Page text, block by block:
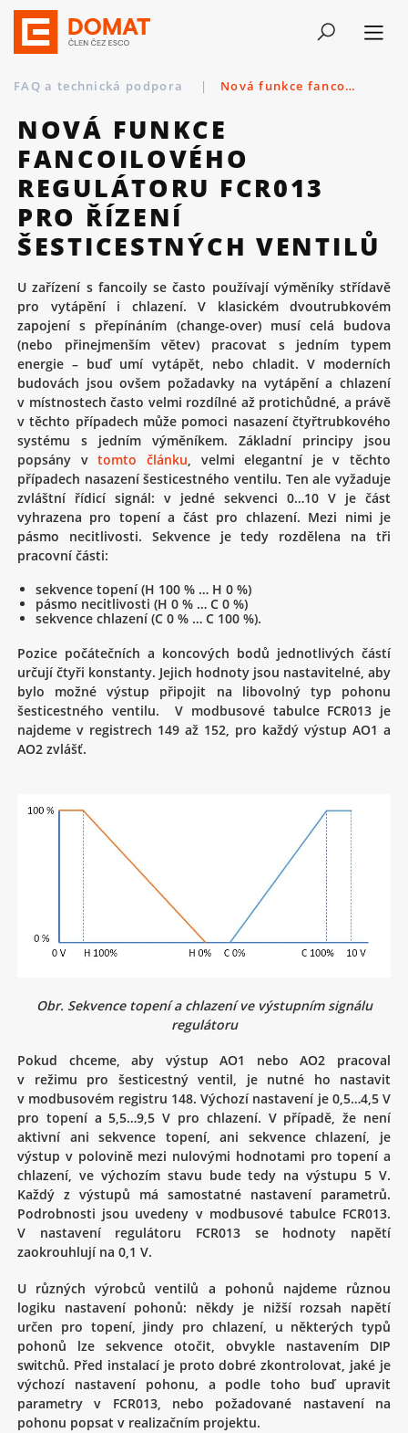
FAQ a technická podpora | Nová funkce fancoilového regulátoru FCR013 pro řízení šesticestných ventilů
NOVÁ FUNKCE
FANCOILOVÉHO
REGULÁTORU FCR013
PRO ŘÍZENÍ
ŠESTICESTNÝCH VENTILŮ
U zařízení s fancoily se často používají výměníky střídavě
pro vytápění i chlazení. V klasickém dvoutrubkovém
zapojení s přepínáním (change-over) musí celá budova
(nebo přinejmenším větev) pracovat s jedním typem
energie – buď umí vytápět, nebo chladit. V moderních
budovách jsou ovšem požadavky na vytápění a chlazení
v místnostech často velmi rozdílné až protichůdné, a právě
v těchto případech může pomoci nasazení čtyřtrubkového
systému s jedním výměníkem. Základní principy jsou
popsány vtomto článku, velmi elegantní je v těchto
případech nasazení šesticestného ventilu. Ten ale vyžaduje
zvláštní řídicí signál: v jedné sekvenci 0…10 V je část
vyhrazena pro topení a část pro chlazení. Mezi nimi je
pásmo necitlivosti. Sekvence je tedy rozdělena na tři
pracovní části:
sekvence topení (H 100 % … H 0 %)
pásmo necitlivosti (H 0 % … C 0 %)
sekvence chlazení (C 0 % … C 100 %).
Pozice počátečních a koncových bodů jednotlivých částí
určují čtyři konstanty. Jejich hodnoty jsou nastavitelné, aby
bylo možné výstup připojit na libovolný typ pohonu
šesticestného ventilu. V modbusové tabulce FCR013 je
najdeme v registrech 149 až 152, pro každý výstup AO1 a
AO2 zvlášť.
Obr. Sekvence topení a chlazení ve výstupním signálu
regulátoru
Pokud chceme, aby výstup AO1 nebo AO2 pracoval
v režimu pro šesticestný ventil, je nutné ho nastavit
v modbusovém registru 148. Výchozí nastavení je 0,5…4,5 V
pro topení a 5,5…9,5 V pro chlazení. V případě, že není
aktivní ani sekvence topení, ani sekvence chlazení, je
výstup v polovině mezi nulovými hodnotami pro topení a
chlazení, ve výchozím stavu bude tedy na výstupu 5 V.
Každý z výstupů má samostatné nastavení parametrů.
Podrobnosti jsou uvedeny v modbusové tabulce FCR013.
V nastavení regulátoru FCR013 se hodnoty napětí
zaokrouhlují na 0,1 V.
U různých výrobců ventilů a pohonů najdeme různou
logiku nastavení pohonů: někdy je nižší rozsah napětí
určen pro topení, jindy pro chlazení, u některých typů
pohonů lze sekvence otočit, obvykle nastavením DIP
switchů. Před instalací je proto dobré zkontrolovat, jaké je
výchozí nastavení pohonu, a podle toho buď upravit
parametry v FCR013, nebo požadované nastavení na
pohonu popsat v realizačním projektu.